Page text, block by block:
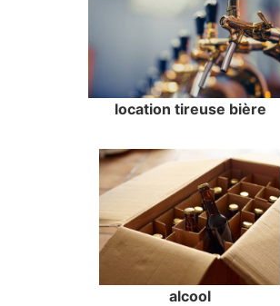
location tireuse bière
alcool